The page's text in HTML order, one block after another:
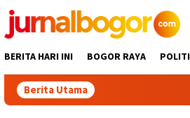
BERITA HARI INI BOGOR RAYA
Berita Utama